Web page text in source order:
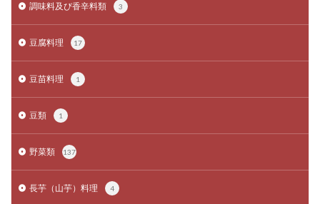
調味料及び香辛料類 3
豆腐料理 17
豆苗料理 1
豆類 1
野菜類 137
長芋（山芋）料理 4